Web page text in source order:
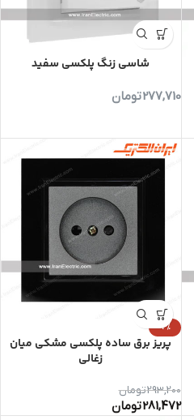
شاسی زنگ پلکسی سفید
277,710تومان
-4%
پریز برق ساده پلکسی مشکی میان
زغالی
293,200تومان
281,472تومان